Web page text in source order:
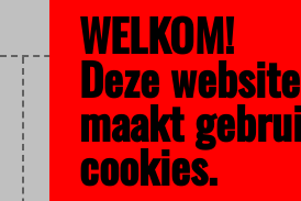
WELKOM!
Deze website
maakt
cookies.